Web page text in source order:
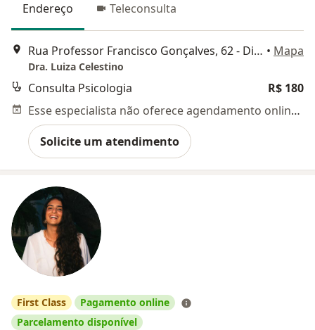
Endereço Teleconsulta
Rua Professor Francisco Gonçalves, 62 - Dionisio Torres - Fortaleza - CE, Fortaleza • Mapa
Dra. Luiza Celestino
Consulta Psicologia
R$ 180
Esse especialista não oferece agendamento online para esse endereço.
Solicite um atendimento
First Class
Pagamento online
Parcelamento disponível